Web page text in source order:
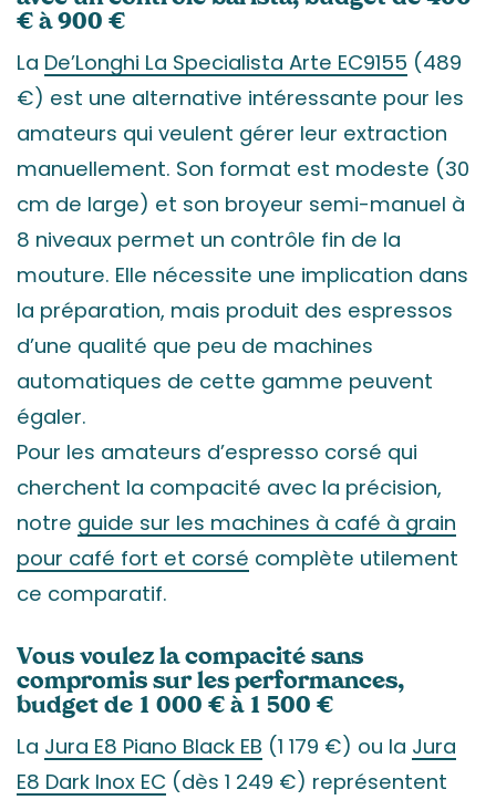
€ à 900 €
La De’Longhi La Specialista Arte EC9155 (489
€) est une alternative intéressante pour les
amateurs qui veulent gérer leur extraction
manuellement. Son format est modeste (30
cm de large) et son broyeur semi-manuel à
8 niveaux permet un contrôle fin de la
mouture. Elle nécessite une implication dans
la préparation, mais produit des espressos
d’une qualité que peu de machines
automatiques de cette gamme peuvent
égaler.
Pour les amateurs d’espresso corsé qui
cherchent la compacité avec la précision,
notre guide sur les machines à café à grain
pour café fort et corsé complète utilement
ce comparatif.
Vous voulez la compacité sans
compromis sur les performances,
budget de 1 000 € à 1 500 €
La Jura E8 Piano Black EB (1 179 €) ou la Jura
E8 Dark Inox EC (dès 1 249 €) représentent